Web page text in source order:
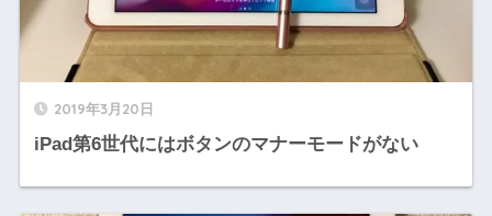
2019年3月20日
iPad第6世代にはボタンのマナーモードがない